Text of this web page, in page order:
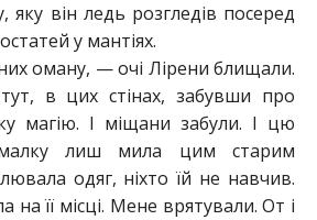
яку він ледь розгледів посеред
у мантіях.
оману, — очі Лірени блищали.
в цих стінах, забувши про
магію. І міщани забули. І цю
лиш мила цим старим
одяг, ніхто їй не навчив.
на її місці. Мене врятували. От і